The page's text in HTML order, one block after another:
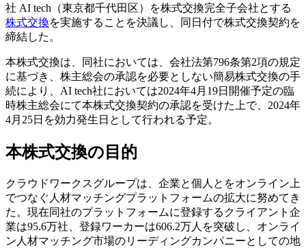
社 AI tech（東京都千代田区）を株式交換完全子会社とする
株式交換を実施することを決議し、同日付で株式交換契約を
締結した。
本株式交換は、同社においては、会社法第796条第2項の規定
に基づき、株主総会の承認を必要としない簡易株式交換の手
続により、AI tech社においては2024年4月19日開催予定の臨
時株主総会にて本株式交換契約の承認を受けた上で、2024年
4月25日を効力発生日として行われる予定。
本株式交換の目的
クラウドワークスグループは、企業と個人とをオンライン上
でつなぐ人材マッチングプラットフォームの拡大に努めてき
た。現在同社のプラットフォームに登録するクライアント企
業は95.6万社、登録ワーカーは606.2万人を突破し、オンライ
ン人材マッチング市場のリーディングカンパニーとしての地